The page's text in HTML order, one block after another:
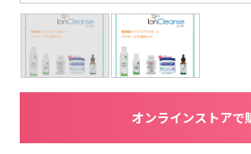
オンラインストアで